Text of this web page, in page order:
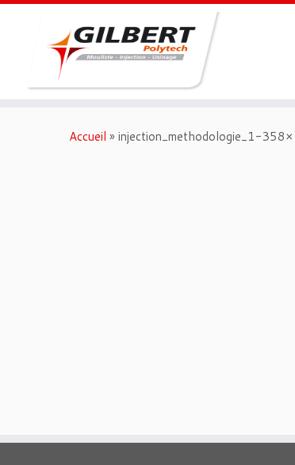
Accueil » injection_methodologie_1-